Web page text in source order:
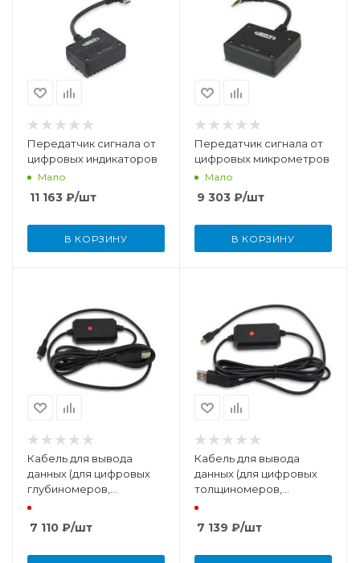
Передатчик сигнала от
цифровых индикаторов
Мало
11 163 ₽/шт
В КОРЗИНУ
Передатчик сигнала от
цифровых микрометров
Мало
9 303 ₽/шт
В КОРЗИНУ
Кабель для вывода
данных (для цифровых
глубиномеров,
цифровых
штангенциркулей,
цифровых
7 110 ₽/шт
Кабель для вывода
данных (для цифровых
толщиномеров,
штангенциркулей и
транспортиров)
7 139 ₽/шт